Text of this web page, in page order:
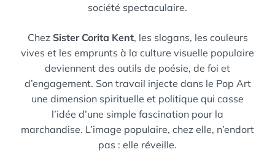
société spectaculaire.
Chez Sister Corita Kent, les slogans, les couleurs
vives et les emprunts à la culture visuelle populaire
deviennent des outils de poésie, de foi et
d’engagement. Son travail injecte dans le Pop Art
une dimension spirituelle et politique qui casse
l’idée d’une simple fascination pour la
marchandise. L’image populaire, chez elle, n’endort
pas : elle réveille.